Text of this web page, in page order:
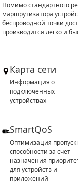
Помимо стандартного
маршрутизатора
беспроводной точки
производится легко и
Карта сети
Информация о
подключенных
устройствах
SmartQoS
Оптимизация
способности за счет
назначения
для устройств и
приложений